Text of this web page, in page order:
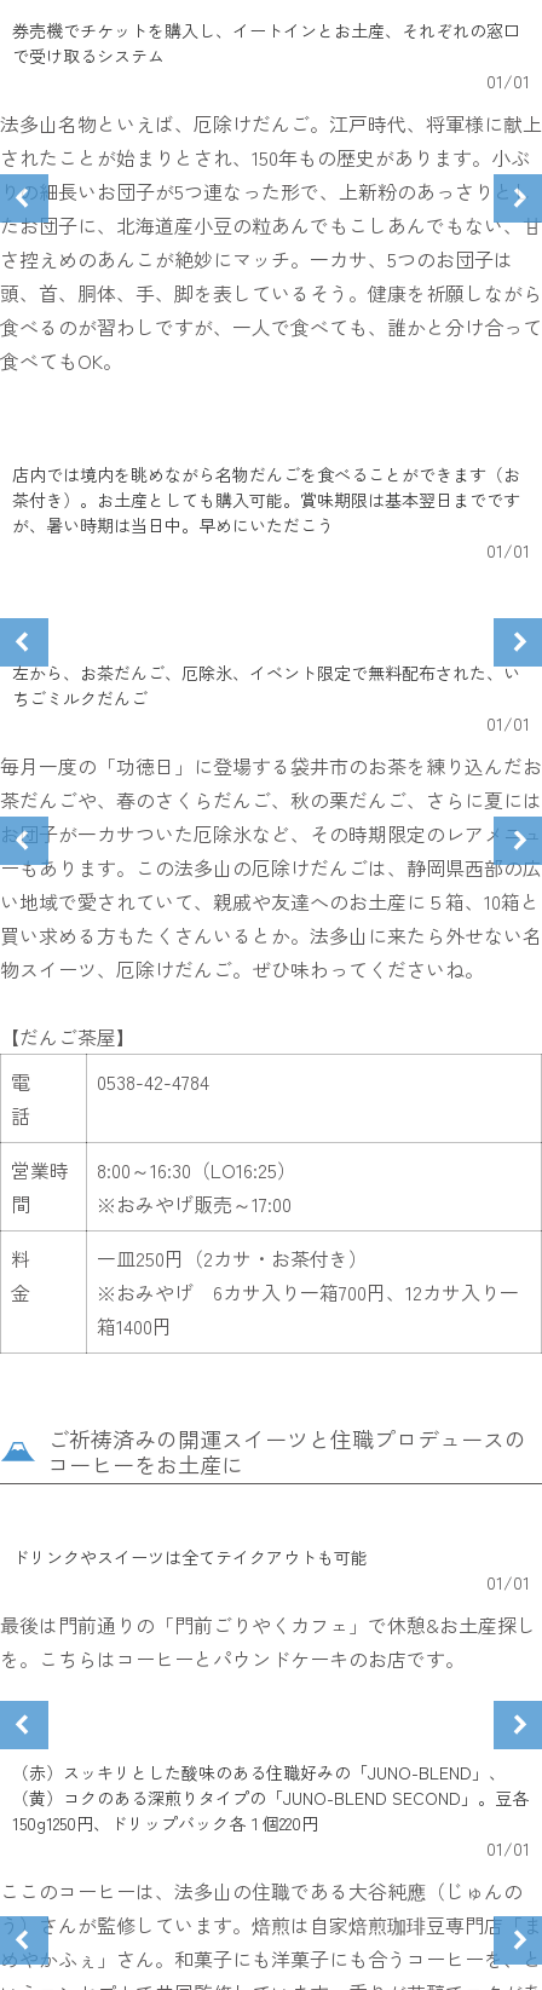
券売機でチケットを購入し、イートインとお土産、それぞれの窓口
で受け取るシステム
01/01
法多山名物といえば、厄除けだんご。江戸時代、将軍様に献上
されたことが始まりとされ、150年もの歴史があります。小ぶ
りの細長いお団子が5つ連なった形で、上新粉のあっさりとし
たお団子に、北海道産小豆の粒あんでもこしあんでもない、甘
さ控えめのあんこが絶妙にマッチ。一カサ、5つのお団子は
頭、首、胴体、手、脚を表しているそう。健康を祈願しながら
食べるのが習わしですが、一人で食べても、誰かと分け合って
食べてもOK。
店内では境内を眺めながら名物だんごを食べることができます（お
茶付き）。お土産としても購入可能。賞味期限は基本翌日までです
が、暑い時期は当日中。早めにいただこう
01/01
左から、お茶だんご、厄除氷、イベント限定で無料配布された、い
ちごミルクだんご
01/01
毎月一度の「功徳日」に登場する袋井市のお茶を練り込んだお
茶だんごや、春のさくらだんご、秋の栗だんご、さらに夏には
お団子が一カサついた厄除氷など、その時期限定のレアメニュ
ーもあります。この法多山の厄除けだんごは、静岡県西部の広
い地域で愛されていて、親戚や友達へのお土産に５箱、10箱と
買い求める方もたくさんいるとか。法多山に来たら外せない名
物スイーツ、厄除けだんご。ぜひ味わってくださいね。
【だんご茶屋】
電
話
0538-42-4784
営業時
間
8:00～16:30（LO16:25）
※おみやげ販売～17:00
料
金
一皿250円（2カサ・お茶付き）
※おみやげ 6カサ入り一箱700円、12カサ入り一
箱1400円
ご祈祷済みの開運スイーツと住職プロデュースの
コーヒーをお土産に
ドリンクやスイーツは全てテイクアウトも可能
01/01
最後は門前通りの「門前ごりやくカフェ」で休憩&お土産探し
を。こちらはコーヒーとパウンドケーキのお店です。
（赤）スッキリとした酸味のある住職好みの「JUNO-BLEND」、
（黄）コクのある深煎りタイプの「JUNO-BLEND SECOND」。豆各
150g1250円、ドリップバック各１個220円
01/01
ここのコーヒーは、法多山の住職である大谷純應（じゅんの
う）さんが監修しています。焙煎は自家焙煎珈琲豆専門店「ま
めやかふぇ」さん。和菓子にも洋菓子にも合うコーヒーを、と